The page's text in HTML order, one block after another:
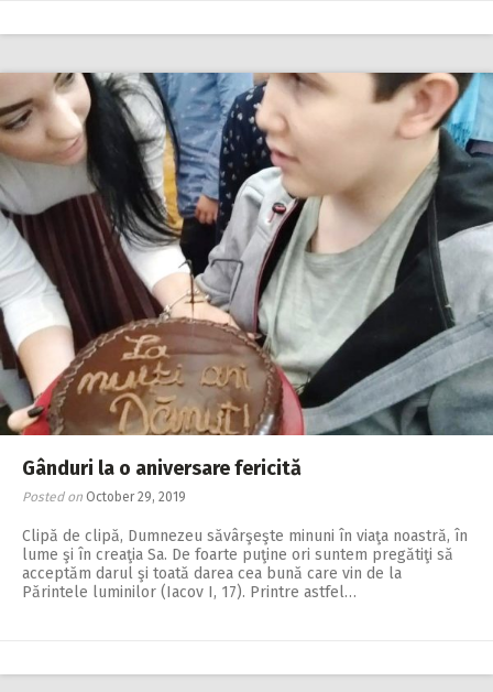
Gânduri la o aniversare fericită
Posted on October 29, 2019
Clipă de clipă, Dumnezeu săvârşeşte minuni în viaţa noastră, în
lume şi în creaţia Sa. De foarte puţine ori suntem pregătiţi să
acceptăm darul şi toată darea cea bună care vin de la
Părintele luminilor (Iacov I, 17). Printre astfel…